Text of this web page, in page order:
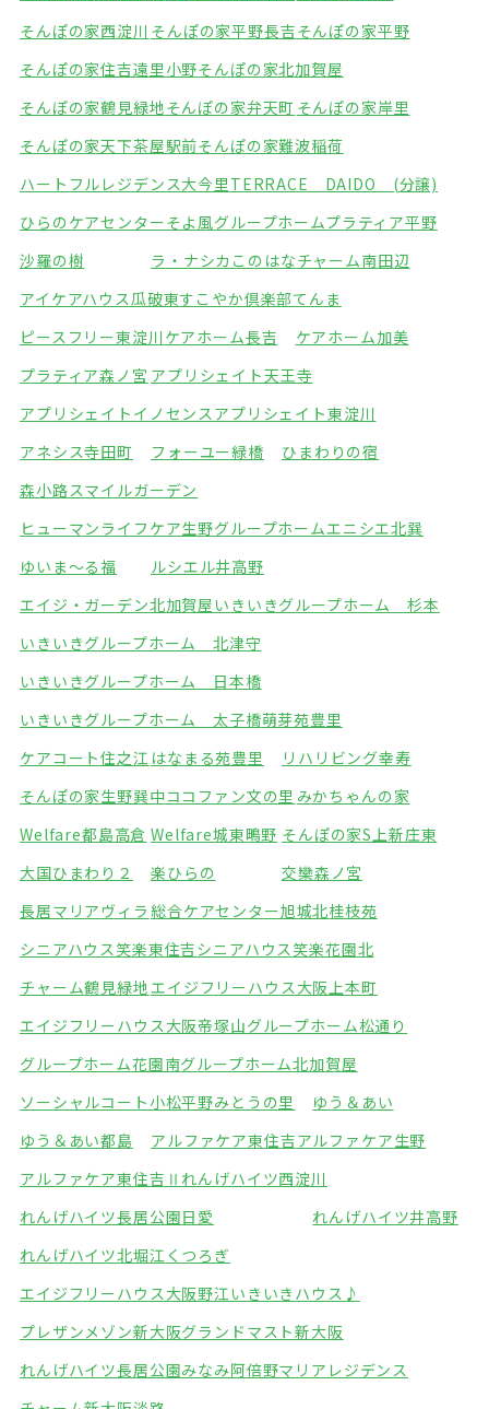
そんぽの家西淀川 そんぽの家平野長吉そんぽの家平野
そんぽの家住吉遠里小野そんぽの家北加賀屋
そんぽの家鶴見緑地そんぽの家弁天町 そんぽの家岸里
そんぽの家天下茶屋駅前そんぽの家難波稲荷
ハートフルレジデンス大今里 TERRACE DAIDO (分譲)
ひらのケアセンターそよ風グループホームプラティア平野
沙羅の樹
ラ・ナシカこのはなチャーム南田辺
アイケアハウス瓜破東すこやか倶楽部てんま
ピースフリー東淀川 ケアホーム長吉
ケアホーム加美
プラティア森ノ宮 アプリシェイト天王寺
アプリシェイトイノセンスアプリシェイト東淀川
アネシス寺田町
フォーユー緑橋
ひまわりの宿
森小路スマイルガーデン
ヒューマンライフケア生野グループホームエニシエ北巽
ゆいま～る福
ルシエル井高野
エイジ・ガーデン北加賀屋いきいきグループホーム 杉本
いきいきグループホーム 北津守
いきいきグループホーム 日本橋
いきいきグループホーム 太子橋萌芽苑豊里
ケアコート住之江 はなまる苑豊里
リハリビング幸寿
そんぽの家生野巽中ココファン文の里 みかちゃんの家
Welfare都島高倉 Welfare城東鴫野 そんぽの家S上新庄東
大国ひまわり２
楽ひらの
交欒森ノ宮
長居マリアヴィラ 総合ケアセンター旭城北桂枝苑
シニアハウス笑楽東住吉シニアハウス笑楽花園北
チャーム鶴見緑地エイジフリーハウス大阪上本町
エイジフリーハウス大阪帝塚山グループホーム松通り
グループホーム花園南グループホーム北加賀屋
ソーシャルコート小松平野みとうの里
ゆう＆あい
ゆう＆あい都島
アルファケア東住吉アルファケア生野
アルファケア東住吉Ⅱ れんげハイツ西淀川
れんげハイツ長居公園日愛
れんげハイツ井高野
れんげハイツ北堀江 くつろぎ
エイジフリーハウス大阪野江いきいきハウス♪
プレザンメゾン新大阪グランドマスト新大阪
れんげハイツ長居公園みなみ阿倍野マリアレジデンス